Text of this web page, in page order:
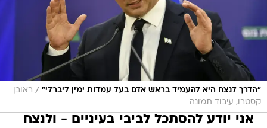
"הדרך לנצח היא להעמיד בראש אדם בעל עמדות ימין ליברלי" / ראובן
קסטרו, עיבוד תמונה
אני יודע להסתכל לביבי בעיניים - ולנצח